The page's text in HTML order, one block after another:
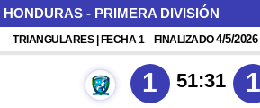
HONDURAS - PRIMERA DIVISIÓN
TRIANGULARES | FECHA 1 FINALIZADO4/5/2026
1 51:31 1